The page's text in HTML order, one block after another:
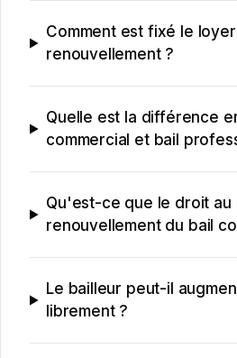
Comment est fixé le
renouvellement ?
Quelle est la différence
commercial et bail
Qu'est-ce que le droit au
renouvellement du bail
Le bailleur peut-il
librement ?